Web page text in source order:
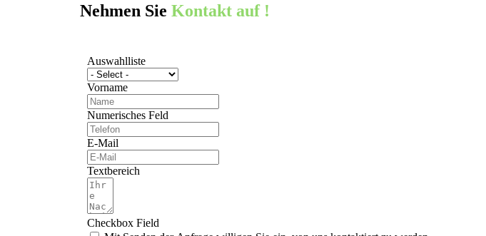
Nehmen Sie Kontakt auf !
Auswahlliste
Vorname
Numerisches Feld
E-Mail
Textbereich
Checkbox Field